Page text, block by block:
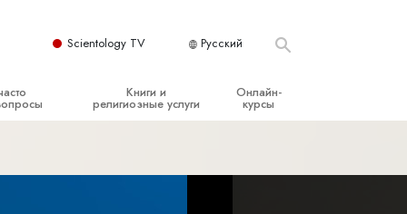
Scientology TV Русский
Книги и
религиозные услуги
Онлайн-
курсы